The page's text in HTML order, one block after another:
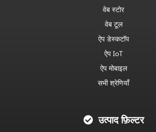
वेब स्टोर
वेब टूल
ऐप डेस्कटॉप
ऐप IoT
ऐप मोबाइल
सभी श्रेणियाँ
उत्पाद फ़िल्टर